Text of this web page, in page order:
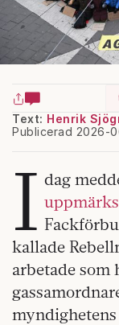
Text: Henrik
Publicerad 2026-
I dag
kallade
arbetade som